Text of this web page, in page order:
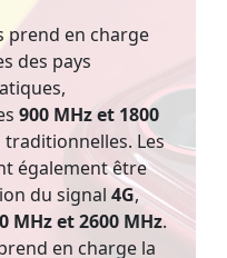
prend en charge
des pays
900 MHz et 1800
traditionnelles. Les
également être
du signal 4G,
MHz et 2600 MHz.
en charge la